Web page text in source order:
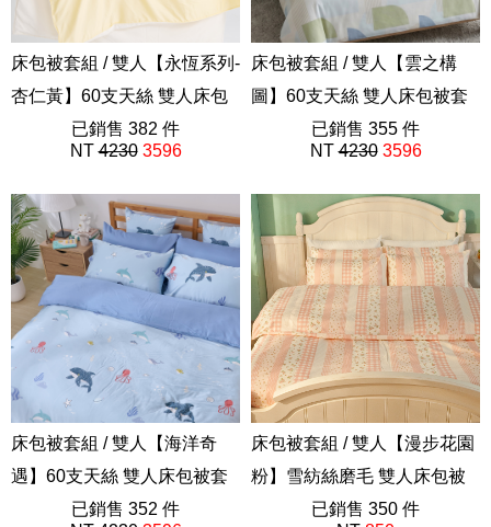
床包被套組 / 雙人【永恆系列-
杏仁黃】60支天絲 雙人床包
素色AAU201
已銷售 382 件
NT4230 3596
床包被套組 / 雙人【雲之構
圖】60支天絲 雙人床包被套
組 獨家設計 FORME
202605新品
已銷售 355 件
NT4230 3596
床包被套組 / 雙人【海洋奇
遇】60支天絲 雙人床包被套
已銷售 352 件
床包被套組 / 雙人【漫步花園
粉】雪紡絲磨毛 雙人床包被
已銷售 350 件